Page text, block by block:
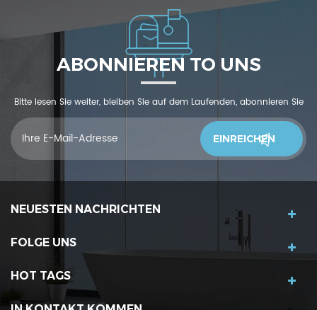
ABONNIEREN TO UNS
Bitte lesen Sie weiter, bleiben Sie auf dem Laufenden, abonnieren Sie
und wir begrüßen Sie, uns was zu sagendu denkst
NEUESTEN NACHRICHTEN
FOLGE UNS
HOT TAGS